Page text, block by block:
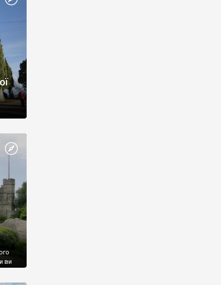
ви